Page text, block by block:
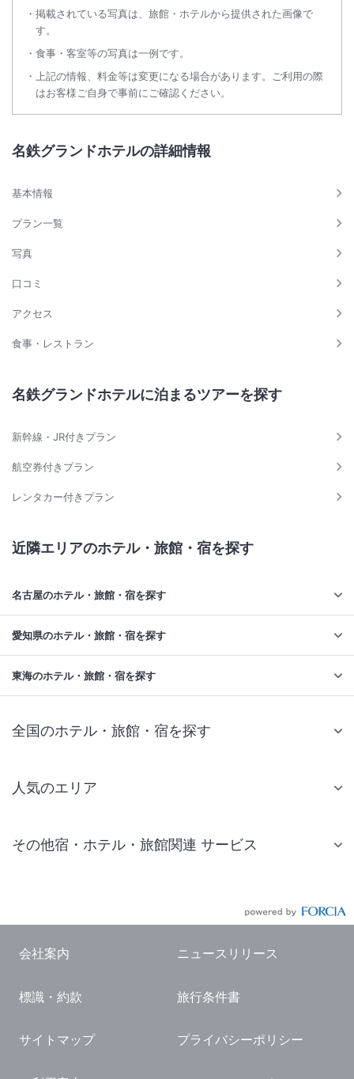
掲載されている写真は、旅館・ホテルから提供された画像で
す。
食事・客室等の写真は一例です。
上記の情報、料金等は変更になる場合があります。ご利用の際
はお客様ご自身で事前にご確認ください。
名鉄グランドホテルの詳細情報
基本情報
プラン一覧
写真
口コミ
アクセス
食事・レストラン
名鉄グランドホテルに泊まるツアーを探す
新幹線・JR付きプラン
航空券付きプラン
レンタカー付きプラン
近隣エリアのホテル・旅館・宿を探す
名古屋のホテル・旅館・宿を探す
愛知県のホテル・旅館・宿を探す
東海のホテル・旅館・宿を探す
全国のホテル・旅館・宿を探す
人気のエリア
仙台 ホテル
東京ドーム ホテル
横浜 ホテル
熱海 ホテル
その他宿・ホテル・旅館関連 サービス
国内観光ガイド
旅行・観光情報
会社案内 ニュースリリース
標識・約款 旅行条件書
サイトマップ プライバシーポリシー